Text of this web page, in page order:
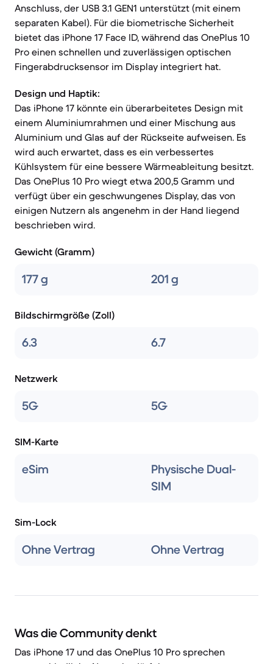
Anschluss, der USB 3.1 GEN1 unterstützt (mit einem
separaten Kabel). Für die biometrische Sicherheit
bietet das iPhone 17 Face ID, während das OnePlus 10
Pro einen schnellen und zuverlässigen optischen
Fingerabdrucksensor im Display integriert hat.
Design und Haptik:
Das iPhone 17 könnte ein überarbeitetes Design mit
einem Aluminiumrahmen und einer Mischung aus
Aluminium und Glas auf der Rückseite aufweisen. Es
wird auch erwartet, dass es ein verbessertes
Kühlsystem für eine bessere Wärmeableitung besitzt.
Das OnePlus 10 Pro wiegt etwa 200,5 Gramm und
verfügt über ein geschwungenes Display, das von
einigen Nutzern als angenehm in der Hand liegend
beschrieben wird.
Gewicht (Gramm)
177 g 201 g
Bildschirmgröße (Zoll)
6.3 6.7
Netzwerk
5G 5G
SIM-Karte
eSim
Physische Dual-
SIM
Sim-Lock
Ohne Vertrag Ohne Vertrag
Was die Community denkt
Das iPhone 17 und das OnePlus 10 Pro sprechen